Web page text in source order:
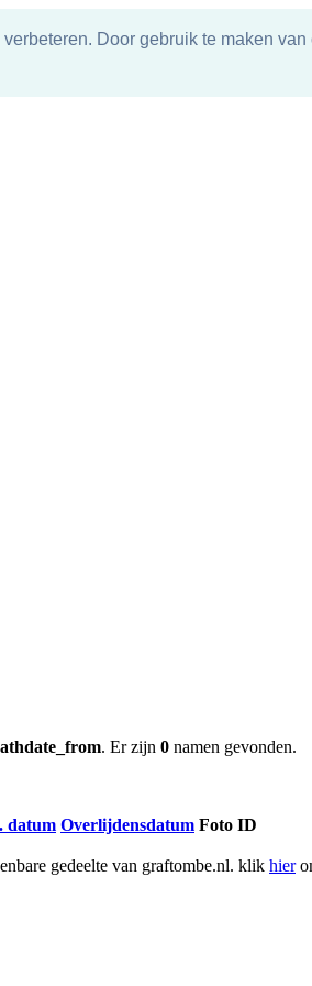
Door gebruik te maken
. Er zijn 0 namen gevonden.
datum Overlijdensdatum Foto ID
gedeelte van graftombe.nl. klik hier